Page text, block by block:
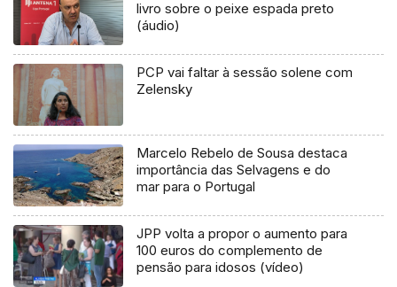
livro sobre o peixe espada preto
(áudio)
PCP vai faltar à sessão solene com
Zelensky
Marcelo Rebelo de Sousa destaca
importância das Selvagens e do
mar para o Portugal
JPP volta a propor o aumento para
100 euros do complemento de
pensão para idosos (vídeo)